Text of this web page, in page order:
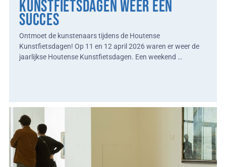
Kunstfietsdagen weer een
succes
Ontmoet de kunstenaars tijdens de Houtense
Kunstfietsdagen! Op 11 en 12 april 2026 waren er weer de
jaarlijkse Houtense Kunstfietsdagen. Een weekend …